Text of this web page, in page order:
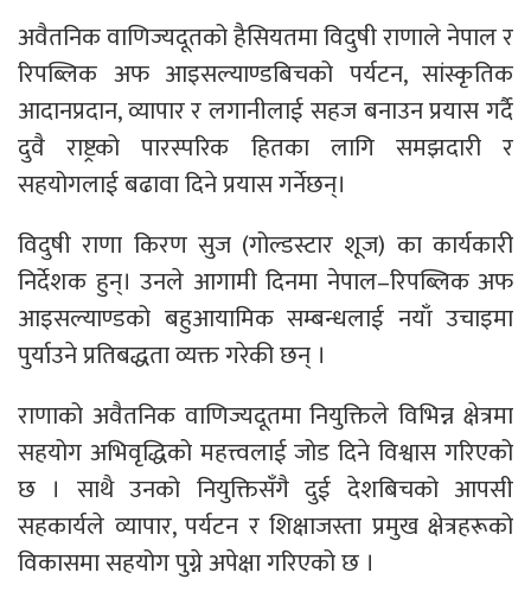
अवैतनिक वाणिज्यदूतको हैसियतमा विदुषी राणाले नेपाल र
रिपब्लिक अफ आइसल्याण्डबिचको पर्यटन, सांस्कृतिक
आदानप्रदान, व्यापार र लगानीलाई सहज बनाउन प्रयास गर्दै
दुवै राष्ट्रको पारस्परिक हितका लागि समझदारी र
सहयोगलाई बढावा दिने प्रयास गर्नेछन्।
विदुषी राणा किरण सुज (गोल्डस्टार शूज) का कार्यकारी
निर्देशक हुन्। उनले आगामी दिनमा नेपाल–रिपब्लिक अफ
आइसल्याण्डको बहुआयामिक सम्बन्धलाई नयाँ उचाइमा
पुर्याउने प्रतिबद्धता व्यक्त गरेकी छन् ।
राणाको अवैतनिक वाणिज्यदूतमा नियुक्तिले विभिन्न क्षेत्रमा
सहयोग अभिवृद्धिको महत्त्वलाई जोड दिने विश्वास गरिएको
छ । साथै उनको नियुक्तिसँगै दुई देशबिचको आपसी
सहकार्यले व्यापार, पर्यटन र शिक्षाजस्ता प्रमुख क्षेत्रहरूको
विकासमा सहयोग पुग्ने अपेक्षा गरिएको छ ।